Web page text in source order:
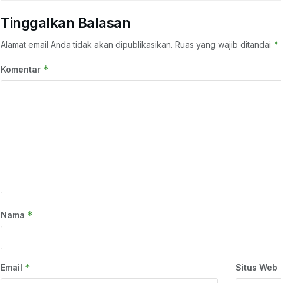
Tinggalkan Balasan
Alamat email Anda tidak akan dipublikasikan. Ruas yang wajib ditandai *
Komentar *
Nama *
Email * Situs Web